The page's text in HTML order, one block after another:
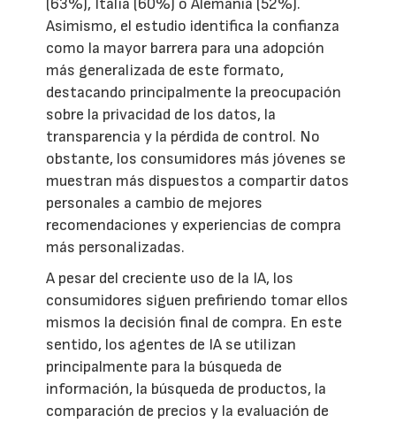
(63%), Italia (60%) o Alemania (52%).
Asimismo, el estudio identifica la confianza
como la mayor barrera para una adopción
más generalizada de este formato,
destacando principalmente la preocupación
sobre la privacidad de los datos, la
transparencia y la pérdida de control. No
obstante, los consumidores más jóvenes se
muestran más dispuestos a compartir datos
personales a cambio de mejores
recomendaciones y experiencias de compra
más personalizadas.
A pesar del creciente uso de la IA, los
consumidores siguen prefiriendo tomar ellos
mismos la decisión final de compra. En este
sentido, los agentes de IA se utilizan
principalmente para la búsqueda de
información, la búsqueda de productos, la
comparación de precios y la evaluación de